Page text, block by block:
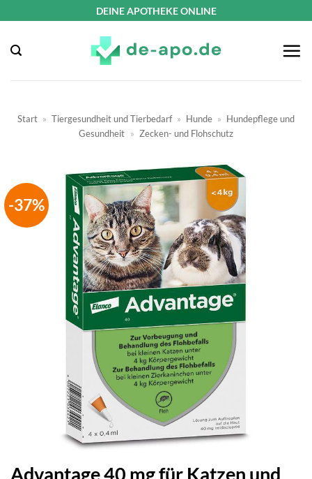
springen
DEINE APOTHEKE ONLINE
Start » Tiergesundheit und Tierbedarf » Hunde » Hundepflege und
Gesundheit » Zecken- und Flohschutz
-37%
Advantage 40 mg für Katzen und